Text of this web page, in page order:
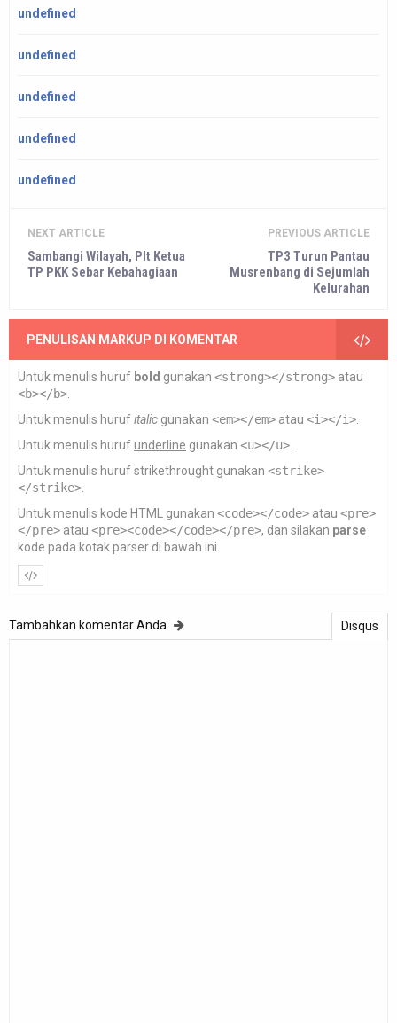
undefined
undefined
undefined
undefined
undefined
NEXT ARTICLE
Sambangi Wilayah, Plt Ketua
TP PKK Sebar Kebahagiaan
PREVIOUS ARTICLE
TP3 Turun Pantau
Musrenbang di Sejumlah
Kelurahan
PENULISAN MARKUP DI KOMENTAR
Untuk menulis huruf bold gunakan <strong></strong> atau
<b></b>.
Untuk menulis hurufitalic gunakan <em></em> atau <i></i>.
Untuk menulis hurufunderline gunakan <u></u>.
Untuk menulis hurufstrikethrought gunakan <strike>
</strike>.
Untuk menulis kode HTML gunakan <code></code> atau <pre>
</pre> atau <pre><code></code></pre>, dan silakan parse
kode pada kotak parser di bawah ini.
Disqus
Tambahkan komentar Anda